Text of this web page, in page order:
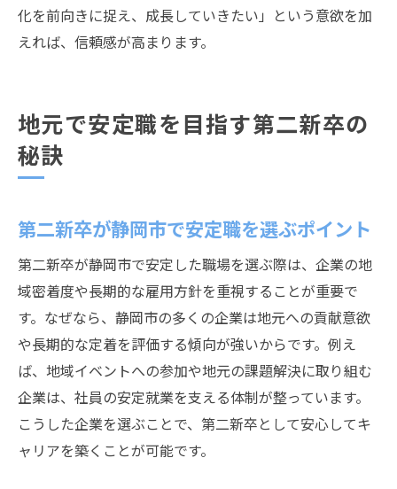
化を前向きに捉え、成長していきたい」という意欲を加
えれば、信頼感が高まります。
地元で安定職を目指す第二新卒の
秘訣
第二新卒が静岡市で安定職を選ぶポイント
第二新卒が静岡市で安定した職場を選ぶ際は、企業の地
域密着度や長期的な雇用方針を重視することが重要で
す。なぜなら、静岡市の多くの企業は地元への貢献意欲
や長期的な定着を評価する傾向が強いからです。例え
ば、地域イベントへの参加や地元の課題解決に取り組む
企業は、社員の安定就業を支える体制が整っています。
こうした企業を選ぶことで、第二新卒として安心してキ
ャリアを築くことが可能です。